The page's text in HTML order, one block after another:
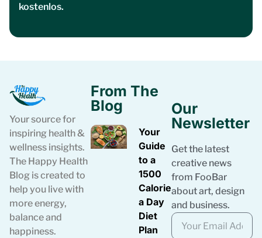
kostenlos.
Your source for
inspiring health &
wellness insights.
The Happy Health
Blog is created to
help you live with
more energy,
balance and
happiness.
From The
Blog
Your
Guide
to a
1500
Calories
a Day
Diet
Plan
Our
Newsletter
Get the latest
creative news
from FooBar
about art, design
and business.